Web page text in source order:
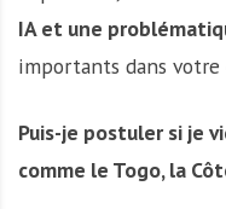
IA et une
importants dans votre
Puis-je postuler si je
comme le Togo, la